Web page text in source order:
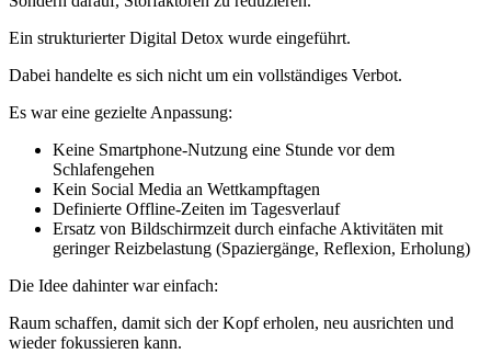
Ein strukturierter Digital Detox wurde eingeführt.
Dabei handelte es sich nicht um ein vollständiges Verbot.
Es war eine gezielte Anpassung:
Keine Smartphone-Nutzung eine Stunde vor dem
Schlafengehen
Kein Social Media an Wettkampftagen
Definierte Offline-Zeiten im Tagesverlauf
Ersatz von Bildschirmzeit durch einfache Aktivitäten mit
geringer Reizbelastung (Spaziergänge, Reflexion, Erholung)
Die Idee dahinter war einfach:
Raum schaffen, damit sich der Kopf erholen, neu ausrichten und
wieder fokussieren kann.